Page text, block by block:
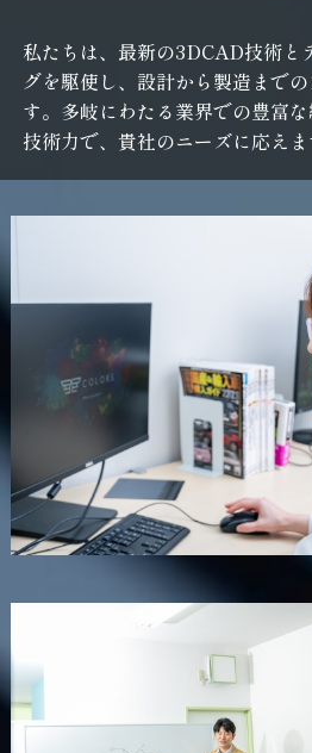
私たちは、最新の3DCAD技術と
グを駆使し、設計から製造まで
す。多岐にわたる業界での豊富
技術力で、貴社のニーズに応えま